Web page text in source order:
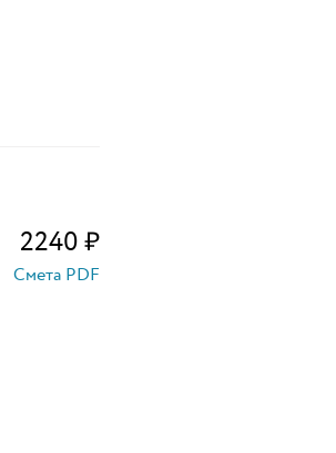
2240₽
Смета PDF